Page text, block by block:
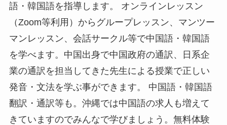
語・韓国語を指導します。 オンラインレッスン
（Zoom等利用）からグループレッスン、マンツー
マンレッスン、会話サークル等で中国語・韓国語
を学べます。中国出身で中国政府の通訳、日系企
業の通訳を担当してきた先生による授業で正しい
発音・文法を学ぶ事ができます。 中国語・韓国語
翻訳・通訳等も。沖縄では中国語の求人も増えて
きていますのでみんなで学びましょう。無料体験